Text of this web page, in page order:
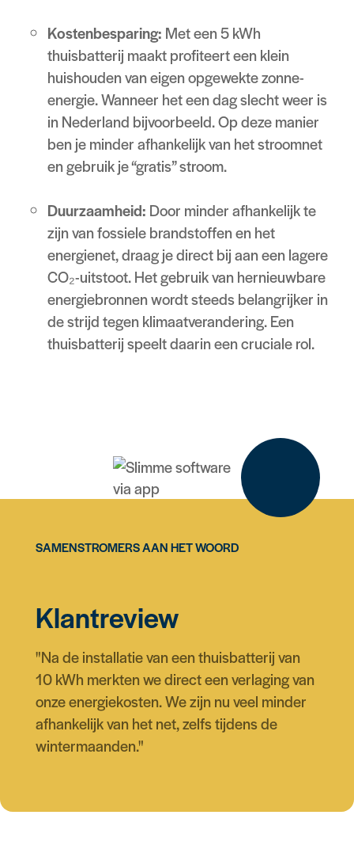
Kostenbesparing: Met een 5 kWh
thuisbatterij maakt profiteert een klein
huishouden van eigen opgewekte zonne-
energie. Wanneer het een dag slecht weer is
in Nederland bijvoorbeeld. Op deze manier
ben je minder afhankelijk van het stroomnet
en gebruik je “gratis” stroom.
Duurzaamheid: Door minder afhankelijk te
zijn van fossiele brandstoffen en het
energienet, draag je direct bij aan een lagere
CO₂-uitstoot. Het gebruik van hernieuwbare
energiebronnen wordt steeds belangrijker in
de strijd tegen klimaatverandering. Een
thuisbatterij speelt daarin een cruciale rol.
SAMENSTROMERS AAN HET WOORD
Klantreview
"Na de installatie van een thuisbatterij van
10 kWh merkten we direct een verlaging van
onze energiekosten. We zijn nu veel minder
afhankelijk van het net, zelfs tijdens de
wintermaanden."